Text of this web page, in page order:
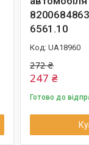
6561.10
UA18960
272 ₴
247 ₴
Готово до